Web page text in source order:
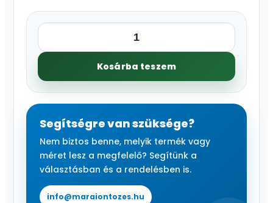
FLO-
PLUS
mágnesszelep
KM,
24
mennyiség
Kosárba teszem
Segítségre van szüksége?
Nem biztos benne, melyik termék vagy
méret lesz a megfelelő? Segítünk a
választásban és a rendelésben is.
info@maraiontozes.hu